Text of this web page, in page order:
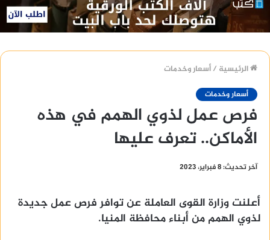
الرئيسية /أسعار وخدمات
أسعار وخدمات
فرص عمل لذوي الهمم في هذه
الأماكن.. تعرف عليها
آخر تحديث: 8 فبراير، 2023
أعلنت وزارة القوى العاملة عن توافر فرص عمل جديدة
لذوي الهمم من أبناء محافظة المنيا.